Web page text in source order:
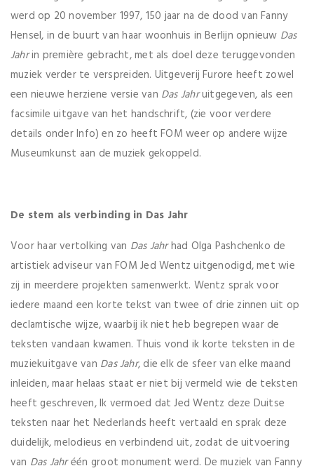
werd op 20 november 1997, 150 jaar na de dood van Fanny
Hensel, in de buurt van haar woonhuis in Berlijn opnieuw Das
Jahrin première gebracht, met als doel deze teruggevonden
muziek verder te verspreiden. Uitgeverij Furore heeft zowel
een nieuwe herziene versie van Das Jahruitgegeven, als een
facsimile uitgave van het handschrift, (zie voor verdere
details onder Info) en zo heeft FOM weer op andere wijze
Museumkunst aan de muziek gekoppeld.
De stem als verbinding in Das Jahr
Voor haar vertolking van Das Jahrhad Olga Pashchenko de
artistiek adviseur van FOM Jed Wentz uitgenodigd, met wie
zij in meerdere projekten samenwerkt. Wentz sprak voor
iedere maand een korte tekst van twee of drie zinnen uit op
declamtische wijze, waarbij ik niet heb begrepen waar de
teksten vandaan kwamen. Thuis vond ik korte teksten in de
muziekuitgave van Das Jahr, die elk de sfeer van elke maand
inleiden, maar helaas staat er niet bij vermeld wie de teksten
heeft geschreven, Ik vermoed dat Jed Wentz deze Duitse
teksten naar het Nederlands heeft vertaald en sprak deze
duidelijk, melodieus en verbindend uit, zodat de uitvoering
van Das Jahréén groot monument werd. De muziek van Fanny